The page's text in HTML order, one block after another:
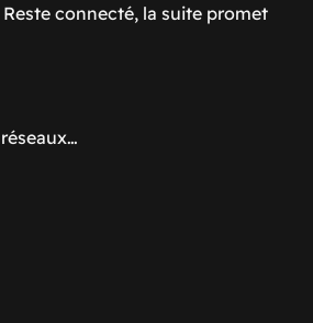
connecté, la suite promet